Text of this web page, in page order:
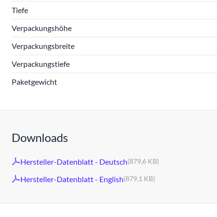
Tiefe
Verpackungshöhe
Verpackungsbreite
Verpackungstiefe
Paketgewicht
Downloads
Hersteller-Datenblatt - Deutsch(879,6 KB)
Hersteller-Datenblatt - English(879,1 KB)